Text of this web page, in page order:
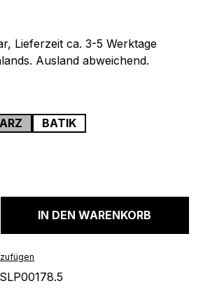
von 5 von 5 Sternen
Lieferzeit ca. 3-5 Werktage
Ausland abweichend.
IST ZURZEIT NICHT VERFÜGBAR.)
BATIK
Gib den
IN DEN WARENKORB
SLP00178.5